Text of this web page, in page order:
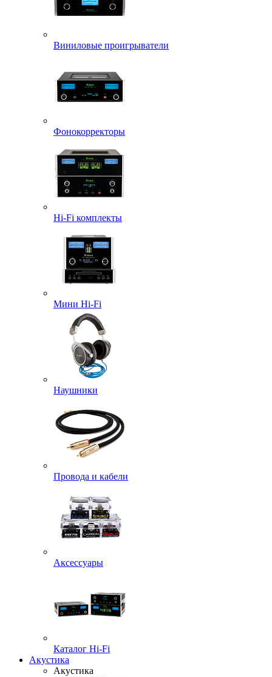
Виниловые проигрыватели
Фонокорректоры
Hi-Fi комплекты
Мини Hi-Fi
Наушники
Провода и кабели
Аксессуары
Каталог Hi-Fi
Акустика
Акустика